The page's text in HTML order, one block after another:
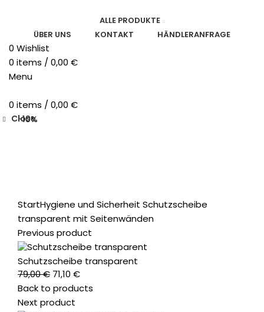
ALLE PRODUKTE
ÜBER UNS
KONTAKT HÄNDLERANFRAGE
0 Wishlist
0 items / 0,00 €
Menu
0 items / 0,00 €
-10%
StartHygiene und Sicherheit Schutzscheibe
transparent mit Seitenwänden
Previous product
Schutzscheibe transparent
79,00€ 71,10 €
Back to products
Next product
Close